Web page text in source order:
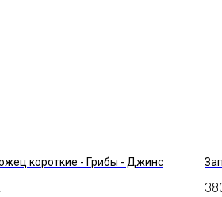
короткие - Грибы - Джинс